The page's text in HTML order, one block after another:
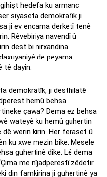
hedefa ku armanc
siyaseta demokratîk ji
jî ev encama derketî tenê
Rêvebiriya navendî û
dest bi nirxandina
de peyama
tê dayîn.
demokratîk, ji desthilatê
hemû behsa
çawa? Dema ez behsa
wateyê ku hemû guhertin
dê werin kirin. Her feraset û
ku xwe mezin bike. Mesele
guhertinê dike. Lê dema
me nîjadperestî zêdetir
din famkirina ji guhertinê ya